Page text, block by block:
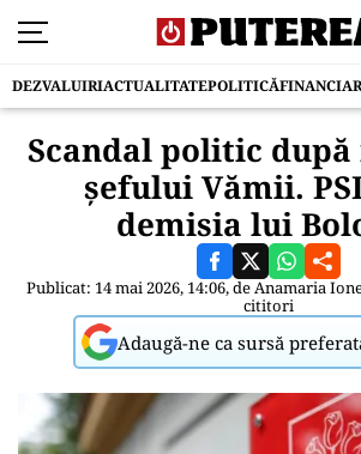
DEZVALUIRIACTUALITATEPOLITICĂFINANCIAR
Scandal politic
şefului Vămii.
demisia lui
Publicat: 14 mai 2026, 14:06, deAnamaria
cititori
Adaugă-ne ca sursă